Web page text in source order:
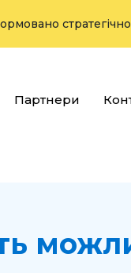
стратегічного
Партнери